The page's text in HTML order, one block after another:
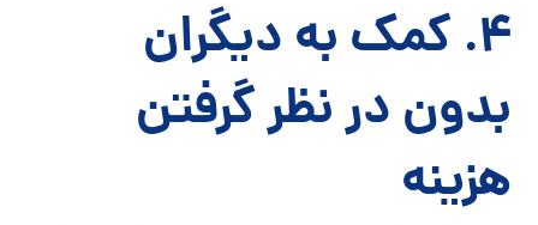
4. کمک به دیگران
بدون در نظر گرفتن
هزینه